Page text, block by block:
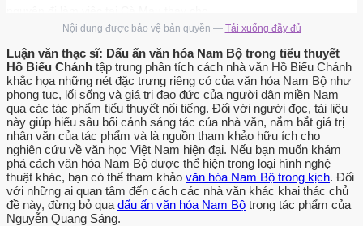
Long. Trong khoảng thời gian này, ông đã cùng bạn bè trong hội
Khuyến học Long Xuyên thành lập Đại Việt tap chi. Đây là một sự
kiện mang ý nghĩa rất quan trọng trong cuộc đời trứ tác của ông.
Năm 1918, Hồ Biểu Chánh về làm việc tại Gia Định.
Hai năm sau đó, ông làm việc tại văn phòng Thống đốc Nam kỳ.
Năm 1921, ông thi đậu Tri huyện. Sáu năm sau, ông được thing Tri
phủ, nhậm chức chủ quận Càng, Long (Vĩnh Bình), Năm 1932, ông
làm chủ quận Ô Môn (Cần Thơ). Năm 1934, do bắt đồng ý kiến với
viên chủ tỉnh nên ông đổi đi quận Phụng Hiệp.
Nội dung được bảo vệ bản quyền — Tải xuống đầy đủ
Luận văn thạc sĩ: Dấu ấn văn hóa Nam Bộ trong tiểu thuyết
Hồ Biểu Chánh tập trung phân tích cách nhà văn Hồ Biểu Chánh
khắc họa những nét đặc trưng riêng có của văn hóa Nam Bộ như
phong tục, lối sống và giá trị đạo đức của người dân miền Nam
qua các tác phẩm tiểu thuyết nổi tiếng. Đối với người đọc, tài liệu
này giúp hiểu sâu bối cảnh sáng tác của nhà văn, nắm bắt giá trị
nhân văn của tác phẩm và là nguồn tham khảo hữu ích cho
nghiên cứu về văn học Việt Nam hiện đại. Nếu bạn muốn khám
phá cách văn hóa Nam Bộ được thể hiện trong loại hình nghệ
thuật khác, bạn có thể tham khảo văn hóa Nam Bộ trong kịch. Đối
với những ai quan tâm đến cách các nhà văn khác khai thác chủ
đề này, đừng bỏ qua dấu ấn văn hóa Nam Bộ trong tác phẩm của
Nguyễn Quang Sáng.